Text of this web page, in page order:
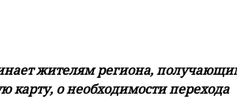
жителям региона,
о необходимости перехода